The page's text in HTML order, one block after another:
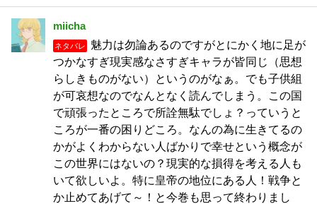
miicha
ネタバレ
魅力は勿論あるのですがとにかく地に足が
つかなすぎ現実感なさすぎキャラが皆同じ（思想
らしきものがない）というのがなぁ。でも子供組
が可哀想なのでなんとなく読んでしまう。この国
で頑張ったところで所詮無駄でしょ？っていうと
ころが一番の困りどころ。なんの為に生きてるの
かがよくわからない人ばかりで幸せという概念が
この世界にはないの？現実的な損得を考える人も
いて欲しいよ。特に皇帝の地位にある人！戦争と
か止めてあげて～！と今巻も思って終わりまし